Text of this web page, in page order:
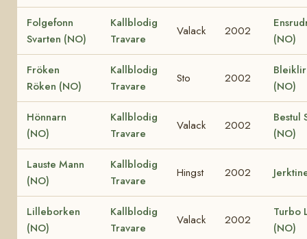
Folgefonn
Svarten (NO)
Kallblodig
Travare
Valack 2002
(NO)
Fröken
Röken (NO)
Kallblodig
Travare
Sto 2002
(NO)
Hönnarn
(NO)
Kallblodig
Travare
Valack 2002
Bestul
(NO)
Lauste Mann
(NO)
Kallblodig
Travare
Hingst 2002
Lilleborken
(NO)
Kallblodig
Travare
Valack 2002
Turbo
(NO)